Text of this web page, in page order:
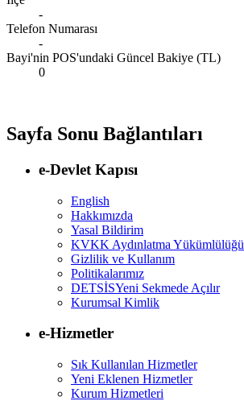
-
Telefon Numarası
-
Bayi'nin POS'undaki Güncel Bakiye (TL)
0
Sayfa Sonu Bağlantıları
e-Devlet Kapısı
English
Hakkımızda
Yasal Bildirim
KVKK Aydınlatma Yükümlülüğü
Gizlilik ve Kullanım
Politikalarımız
DETSİSYeni Sekmede Açılır
Kurumsal Kimlik
e-Hizmetler
Sık Kullanılan Hizmetler
Yeni Eklenen Hizmetler
Kurum Hizmetleri